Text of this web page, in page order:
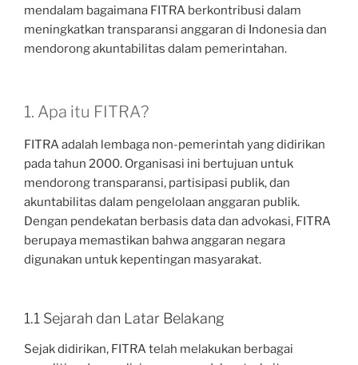
mendalam bagaimana FITRA berkontribusi dalam
meningkatkan transparansi anggaran di Indonesia dan
mendorong akuntabilitas dalam pemerintahan.
1. Apa itu FITRA?
FITRA adalah lembaga non-pemerintah yang didirikan
pada tahun 2000. Organisasi ini bertujuan untuk
mendorong transparansi, partisipasi publik, dan
akuntabilitas dalam pengelolaan anggaran publik.
Dengan pendekatan berbasis data dan advokasi, FITRA
berupaya memastikan bahwa anggaran negara
digunakan untuk kepentingan masyarakat.
1.1 Sejarah dan Latar Belakang
Sejak didirikan, FITRA telah melakukan berbagai